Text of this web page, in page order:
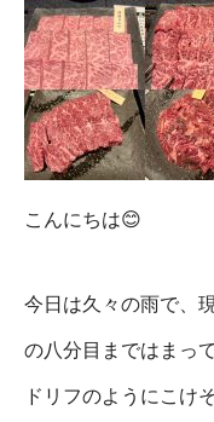
こんにちは😊
今日は久々の雨で、
の八分目まではまっ
ドリフのようにこけ